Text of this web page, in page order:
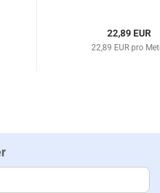
22,89 EUR
22,89 EUR pro